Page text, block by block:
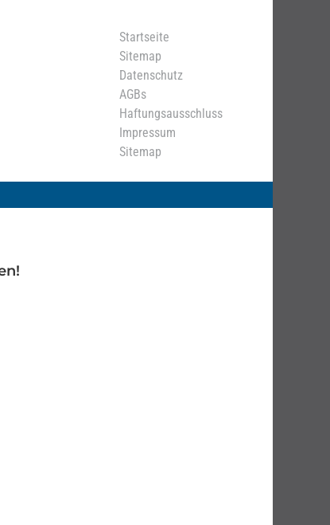
Startseite
Sitemap
Datenschutz
AGBs
Haftungsausschluss
Impressum
Sitemap